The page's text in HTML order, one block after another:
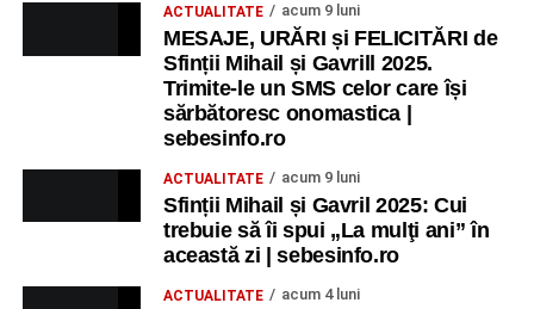
ACTUALITATE acum 9 luni
MESAJE, URĂRI și FELICITĂRI de
Sfinții Mihail și Gavrill 2025.
Trimite-le un SMS celor care își
sărbătoresc onomastica |
sebesinfo.ro
ACTUALITATE acum 9 luni
Sfinții Mihail și Gavril 2025: Cui
trebuie să îi spui „La mulţi ani” în
această zi | sebesinfo.ro
ACTUALITATE acum 4 luni